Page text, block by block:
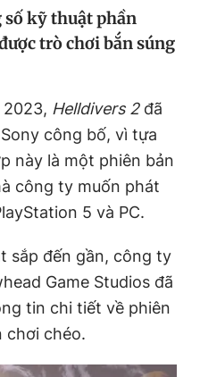
Tin 360
Bạn cần biết
Liên hệ quảng cáo
số kỹ thuật phần
trò chơi bắn súng
2023, Helldivers 2đã
công bố, vì tựa
này là một phiên bản
công ty muốn phát
5 và PC.
sắp đến gần, công ty
Game Studios đã
tin chi tiết về phiên
chơi chéo.